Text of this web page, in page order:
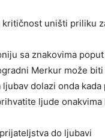
kritičnost uništi priliku
sa znakovima poput
Merkur može
ljubav dolazi onda
ljude onakvima
do ljubavi